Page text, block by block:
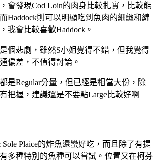
會發現Cod Loin的肉身比較扎實，比較能
Haddock則可以明顯吃到魚肉的細緻和綿
我會比較喜歡Haddock。
個悲劇，雖然S小姐覺得不錯，但我覺得
偏差，不值得討論。
是Regular分量，但已經是相當大份，除
把握，建議還是不要點Large比較好啊
Plaice的炸魚還蠻好吃，而且除了有提
多種特別的魚種可以嘗試。位置又在柯芬